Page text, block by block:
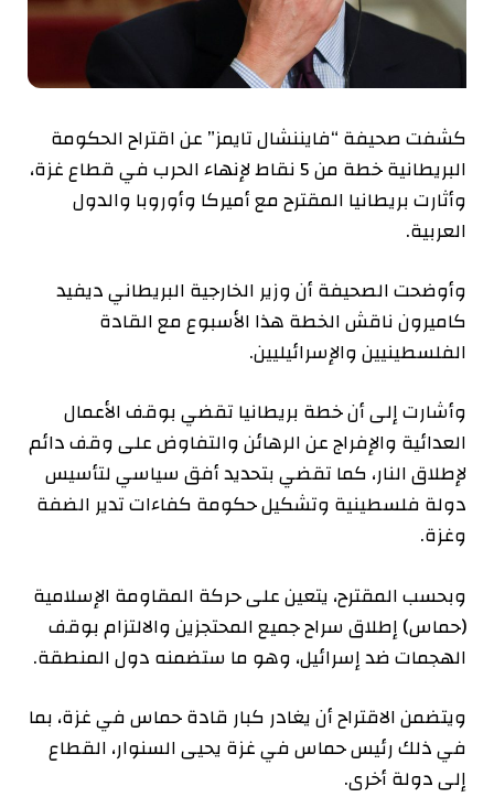
كشفت صحيفة “فايننشال تايمز” عن اقتراح الحكومة
البريطانية خطة من 5 نقاط لإنهاء الحرب في قطاع غزة،
وأثارت بريطانيا المقترح مع أميركا وأوروبا والدول
العربية.
وأوضحت الصحيفة أن وزير الخارجية البريطاني ديفيد
كاميرون ناقش الخطة هذا الأسبوع مع القادة
الفلسطينيين والإسرائيليين.
وأشارت إلى أن خطة بريطانيا تقضي بوقف الأعمال
العدائية والإفراج عن الرهائن والتفاوض على وقف دائم
لإطلاق النار، كما تقضي بتحديد أفق سياسي لتأسيس
دولة فلسطينية وتشكيل حكومة كفاءات تدير الضفة
وغزة.
وبحسب المقترح، يتعين على حركة المقاومة الإسلامية
(حماس) إطلاق سراح جميع المحتجزين والالتزام بوقف
الهجمات ضد إسرائيل، وهو ما ستضمنه دول المنطقة.
ويتضمن الاقتراح أن يغادر كبار قادة حماس في غزة، بما
في ذلك رئيس حماس في غزة يحيى السنوار، القطاع
إلى دولة أخرى.